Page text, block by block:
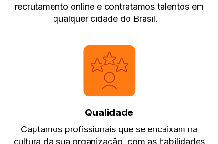
recrutamento online e contratamos talentos em
qualquer cidade do Brasil.
Qualidade
Captamos profissionais que se encaixam na
cultura da sua organização, com as habilidades